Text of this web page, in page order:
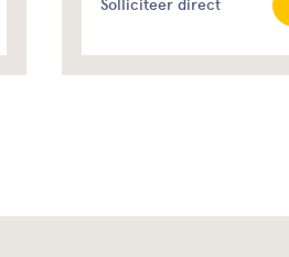
Solliciteer direct